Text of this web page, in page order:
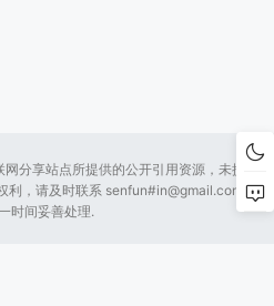
分享站点所提供的公开引用资源，未提供
利，请及时联系 senfun#in@gmail.com 我
时间妥善处理.